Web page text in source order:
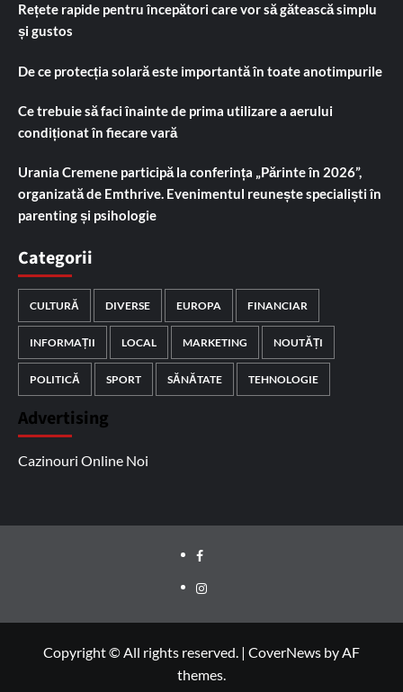
Rețete rapide pentru începători care vor să gătească simplu
și gustos
De ce protecția solară este importantă în toate anotimpurile
Ce trebuie să faci înainte de prima utilizare a aerului
condiționat în fiecare vară
Urania Cremene participă la conferința „Părinte în 2026”,
organizată de Emthrive. Evenimentul reunește specialiști în
parenting și psihologie
Categorii
CULTURĂ DIVERSE EUROPA FINANCIAR
INFORMAȚII LOCAL MARKETING NOUTĂȚI
POLITICĂ SPORT SĂNĂTATE TEHNOLOGIE
Advertising
Cazinouri Online Noi
Facebook
Instagram
Copyright © All rights reserved. | CoverNews by AF
themes.